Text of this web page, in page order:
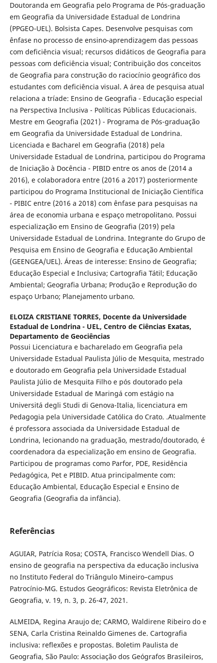
Doutoranda em Geografia pelo Programa de Pós-graduação
em Geografia da Universidade Estadual de Londrina
(PPGEO-UEL). Bolsista Capes. Desenvolve pesquisas com
ênfase no processo de ensino-aprendizagem das pessoas
com deficiência visual; recursos didáticos de Geografia para
pessoas com deficiência visual; Contribuição dos conceitos
de Geografia para construção do raciocínio geográfico dos
estudantes com deficiência visual. A área de pesquisa atual
relaciona a tríade: Ensino de Geografia - Educação especial
na Perspectiva Inclusiva - Políticas Públicas Educacionais.
Mestre em Geografia (2021) - Programa de Pós-graduação
em Geografia da Universidade Estadual de Londrina.
Licenciada e Bacharel em Geografia (2018) pela
Universidade Estadual de Londrina, participou do Programa
de Iniciação à Docência - PIBID entre os anos de (2014 a
2016), e colaboradora entre (2016 a 2017) posteriormente
participou do Programa Institucional de Iniciação Científica
- PIBIC entre (2016 a 2018) com ênfase para pesquisas na
área de economia urbana e espaço metropolitano. Possui
especialização em Ensino de Geografia (2019) pela
Universidade Estadual de Londrina. Integrante do Grupo de
Pesquisa em Ensino de Geografia e Educação Ambiental
(GEENGEA/UEL). Áreas de interesse: Ensino de Geografia;
Educação Especial e Inclusiva; Cartografia Tátil; Educação
Ambiental; Geografia Urbana; Produção e Reprodução do
espaço Urbano; Planejamento urbano.
ELOIZA CRISTIANE TORRES, Docente da Universidade
Estadual de Londrina - UEL, Centro de Ciências Exatas,
Departamento de Geociências
Possui Licenciatura e bacharelado em Geografia pela
Universidade Estadual Paulista Júlio de Mesquita, mestrado
e doutorado em Geografia pela Universidade Estadual
Paulista Júlio de Mesquita Filho e pós doutorado pela
Universidade Estadual de Maringá com estágio na
Universitá degli Studi di Genova-Italia, licenciatura em
Pedagogia pela Universidade Católica do Crato. .Atualmente
é professora associada da Universidade Estadual de
Londrina, lecionando na graduação, mestrado/doutorado, é
coordenadora da especialização em ensino de Geografia.
Participou de programas como Parfor, PDE, Residência
Pedagógica, Pet e PIBID. Atua principalmente com:
Educação Ambiental, Educação Especial e Ensino de
Geografia (Geografia da infância).
Referências
AGUIAR, Patrícia Rosa; COSTA, Francisco Wendell Dias. O
ensino de geografia na perspectiva da educação inclusiva
no Instituto Federal do Triângulo Mineiro–campus
Patrocínio-MG. Estudos Geográficos: Revista Eletrônica de
Geografia, v. 19, n. 3, p. 26-47, 2021.
ALMEIDA, Regina Araujo de; CARMO, Waldirene Ribeiro do e
SENA, Carla Cristina Reinaldo Gimenes de. Cartografia
inclusiva: reflexões e propostas. Boletim Paulista de
Geografia, São Paulo: Associação dos Geógrafos Brasileiros,